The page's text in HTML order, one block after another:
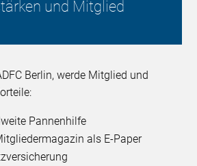
und Mitglied
Berlin, werde Mitglied und
Pannenhilfe
als E-Paper